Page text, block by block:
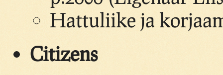
Hattuliike ja
Citizens